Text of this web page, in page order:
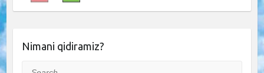
Nimani qidiramiz?
Search